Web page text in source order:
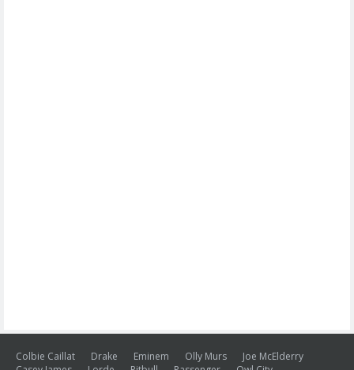
Colbie Caillat Drake Eminem Olly Murs
Joe McElderry